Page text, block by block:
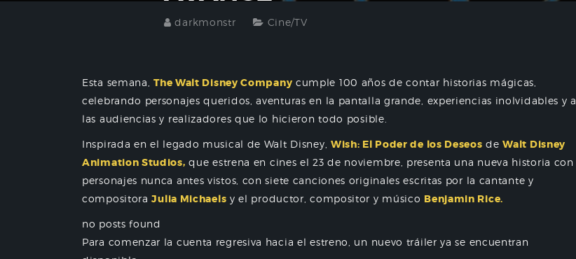
darkmonstr Cine/TV
Esta semana,The Walt Disney Company cumple 100 años de contar historias mágicas,
celebrando personajes queridos, aventuras en la pantalla grande, experiencias inolvidables y a
las audiencias y realizadores que lo hicieron todo posible.
Inspirada en el legado musical de Walt Disney, Wish: El Poder de los Deseos deWalt Disney
Animation Studios, que estrena en cines el 23 de noviembre, presenta una nueva historia con
personajes nunca antes vistos, con siete canciones originales escritas por la cantante y
compositoraJulia Michaels y el productor, compositor y músico Benjamin Rice.
no posts found
Para comenzar la cuenta regresiva hacia el estreno, un nuevo tráiler ya se encuentran